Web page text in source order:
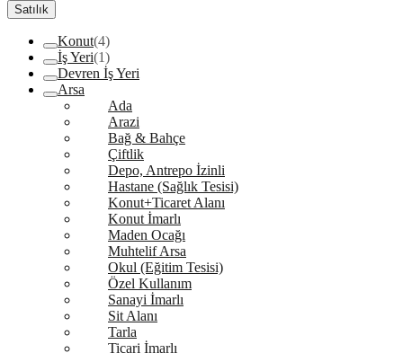
Satılık
Konut(4)
İş Yeri(1)
Devren İş Yeri
Arsa
Ada
Arazi
Bağ & Bahçe
Çiftlik
Depo, Antrepo İzinli
Hastane (Sağlık Tesisi)
Konut+Ticaret Alanı
Konut İmarlı
Maden Ocağı
Muhtelif Arsa
Okul (Eğitim Tesisi)
Özel Kullanım
Sanayi İmarlı
Sit Alanı
Tarla
Ticari İmarlı